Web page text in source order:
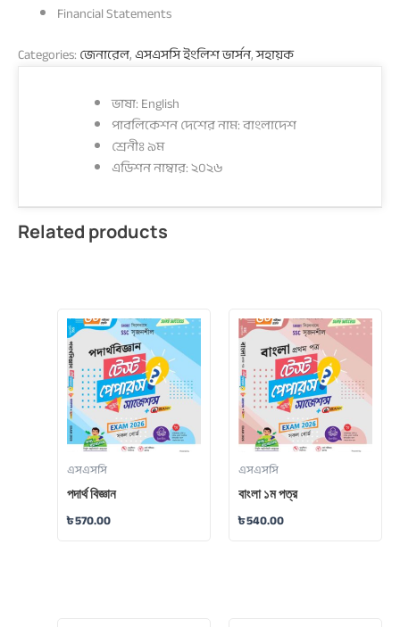
Financial Statements
Categories:জেনারেল,এসএসসি ইংলিশ ভার্সন,সহায়ক
ভাষা: English
পাবলিকেশন দেশের নাম: বাংলাদেশ
শ্রেনীঃ ৯ম
এডিশন নাম্বার: ২০২৬
Related products
এসএসসি
পদার্থ বিজ্ঞান
৳570.00
এসএসসি
বাংলা ১ম পত্র
৳540.00